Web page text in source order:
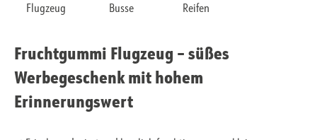
Flugzeug Busse Reifen
Fruchtgummi Flugzeug – süßes
Werbegeschenk mit hohem
Erinnerungswert